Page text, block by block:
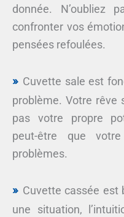
donnée. N’oubliez
confronter vos
pensées refoulées.
Cuvette sale est
problème. Votre rêve
pas votre propre
peut-être que
problèmes.
Cuvette cassée est
une situation,